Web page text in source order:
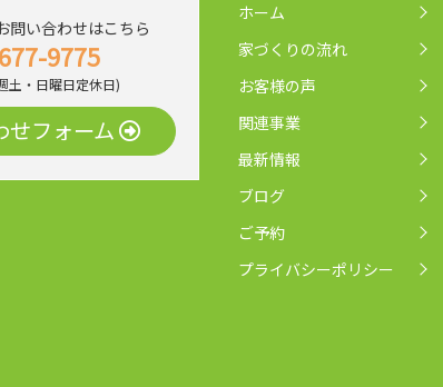
ホーム
家づくりの流れ
お客様の声
関連事業
最新情報
ブログ
ご予約
プライバシーポリシー
問い合わせはこちら
9775
土・日曜日定休日)
せフォーム